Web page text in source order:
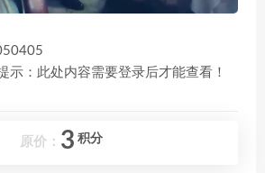
示：此处内容需要登录后才能查看！
原价： 3 积分